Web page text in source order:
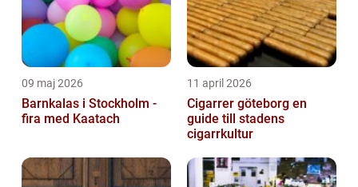
09 maj 2026
Barnkalas i Stockholm -
fira med Kaatach
11 april 2026
Cigarrer göteborg en
guide till stadens
cigarrkultur